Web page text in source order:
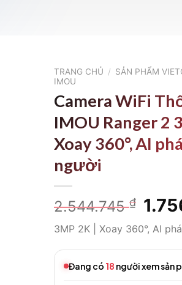
TRANG CHỦ / SẢN PHẨM
IMOU
Camera WiFi
IMOU Ranger 2
Xoay 360°, AI
người
2.544.745₫
Giá
gốc
là:
3MP 2K | Xoay 360°, AI
Đang có 18 người xem sản